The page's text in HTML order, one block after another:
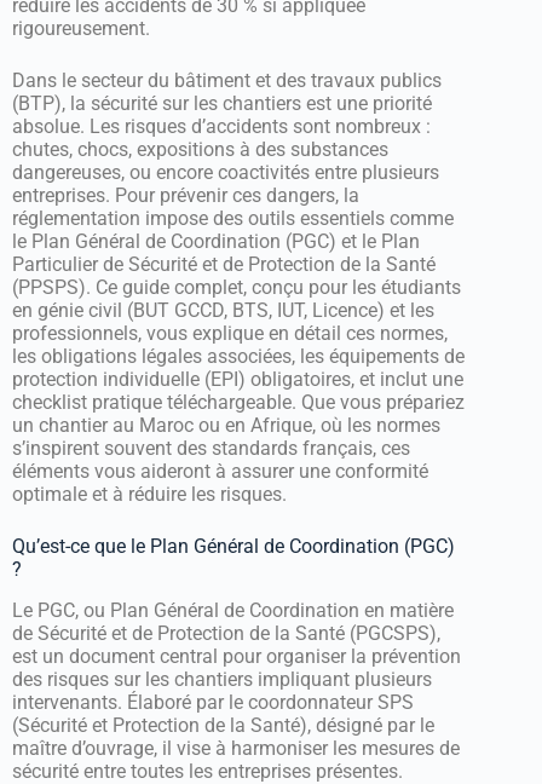
réduire les accidents de 30 % si appliquée
rigoureusement.
Dans le secteur du bâtiment et des travaux publics
(BTP), la sécurité sur les chantiers est une priorité
absolue. Les risques d’accidents sont nombreux :
chutes, chocs, expositions à des substances
dangereuses, ou encore coactivités entre plusieurs
entreprises. Pour prévenir ces dangers, la
réglementation impose des outils essentiels comme
le Plan Général de Coordination (PGC) et le Plan
Particulier de Sécurité et de Protection de la Santé
(PPSPS). Ce guide complet, conçu pour les étudiants
en génie civil (BUT GCCD, BTS, IUT, Licence) et les
professionnels, vous explique en détail ces normes,
les obligations légales associées, les équipements de
protection individuelle (EPI) obligatoires, et inclut une
checklist pratique téléchargeable. Que vous prépariez
un chantier au Maroc ou en Afrique, où les normes
s’inspirent souvent des standards français, ces
éléments vous aideront à assurer une conformité
optimale et à réduire les risques.
Qu’est-ce que le Plan Général de Coordination (PGC)
?
Le PGC, ou Plan Général de Coordination en matière
de Sécurité et de Protection de la Santé (PGCSPS),
est un document central pour organiser la prévention
des risques sur les chantiers impliquant plusieurs
intervenants. Élaboré par le coordonnateur SPS
(Sécurité et Protection de la Santé), désigné par le
maître d’ouvrage, il vise à harmoniser les mesures de
sécurité entre toutes les entreprises présentes.